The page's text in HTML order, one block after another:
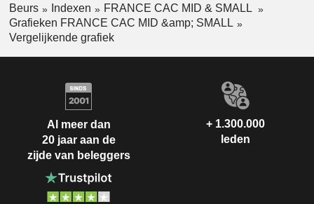
Beurs Indexen
FRANCE CAC MID & SMALL
Grafieken FRANCE CAC MID &amp; SMALL
Vergelijkende grafiek
Al meer dan
20 jaar aan de
zijde van beleggers
+ 1.300.000
leden